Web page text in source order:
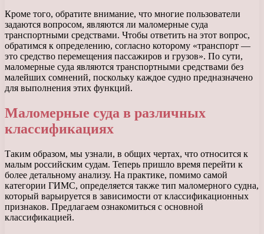
Кроме того, обратите внимание, что многие пользователи
задаются вопросом, являются ли маломерные суда
транспортными средствами. Чтобы ответить на этот вопрос,
обратимся к определению, согласно которому «транспорт —
это средство перемещения пассажиров и грузов». По сути,
маломерные суда являются транспортными средствами без
малейших сомнений, поскольку каждое судно предназначено
для выполнения этих функций.
Маломерные суда в различных
классификациях
Таким образом, мы узнали, в общих чертах, что относится к
малым российским судам. Теперь пришло время перейти к
более детальному анализу. На практике, помимо самой
категории ГИМС, определяется также тип маломерного судна,
который варьируется в зависимости от классификационных
признаков. Предлагаем ознакомиться с основной
классификацией.